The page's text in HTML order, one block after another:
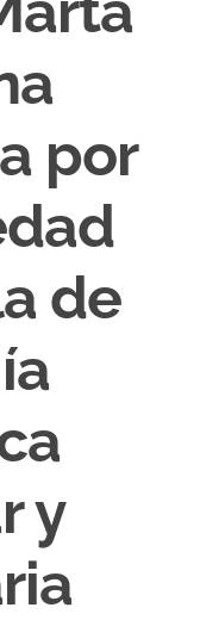
por
de
y